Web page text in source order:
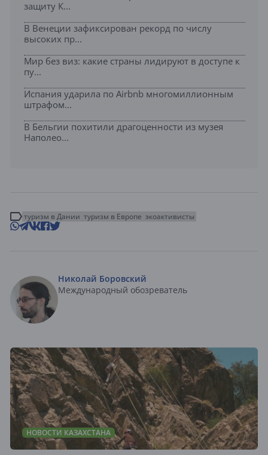
защиту К...
В Венеции зафиксирован рекорд по числу
высоких пр...
Мир без виз: какие страны лидируют в доступе к
пу...
Испания ударила по Airbnb многомиллионным
штрафом...
В Бельгии похитили драгоценности из музея
Наполео...
туризм в Дании туризм в Европе экоактивисты
Николай Боровский
Международный обозреватель
НОВОСТИ КАЗАХСТАНА